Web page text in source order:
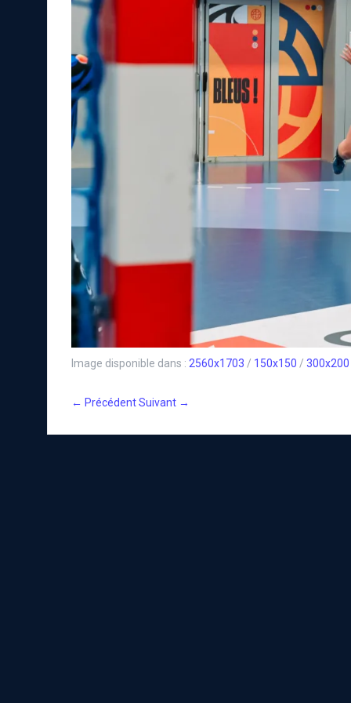
Image disponible dans : 2560x1703 / 150x150 / 300x200
← Précédent Suivant →